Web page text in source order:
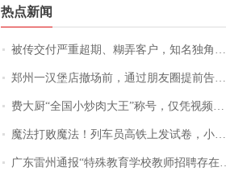
热点新闻
被传交付严重超期、糊弄客户，知名独角兽车企创始人回应：都没证据，将依法采取措施，“本人长期与美国交管局保持沟通，对方表示肯定”
郑州一汉堡店撤场前，通过朋友圈提前告知逐一退费，有顾客仅剩1元也全被退回，分文不少；顾客：言而有信，让人感动
费大厨“全国小炒肉大王”称号，仅凭视频评出？中国烹饪协会回应
魔法打败魔法！列车员高铁上发试卷，小朋友一秒静音，12306回应：列车员个人行为，不是铁路规定
广东雷州通报“特殊教育学校教师招聘存在违规行为”：已启动问责程序 副校长被停职